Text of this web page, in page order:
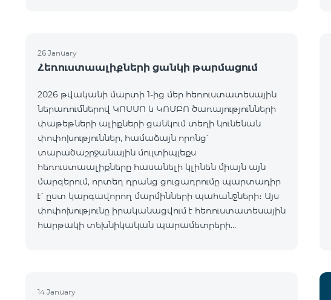
26 January
Հեռուստաալիքների ցանկի թարմացում
2026 թվականի մարտի 1-ից մեր հեռուստատեսային
ներառումներով ԿՈՍՄՈ և ԿՈՄԲՈ ծառայությունների
փաթեթների ալիքների ցանկում տեղի կունենան
փոփոխություններ, համաձայն որոնց՝
տարածաշրջանային մուլտիպլեքս
հեռուստաալիքները հասանելի կլինեն միայն այն
մարզերում, որտեղ դրանց ցուցադրումը պարտադիր
է՝ ըստ կարգավորող մարմինների պահանջների։ Այս
փոփոխությունը իրականացվում է հեռուստատեսային
հարթակի տեխնիկական պարամետրերի
14 January